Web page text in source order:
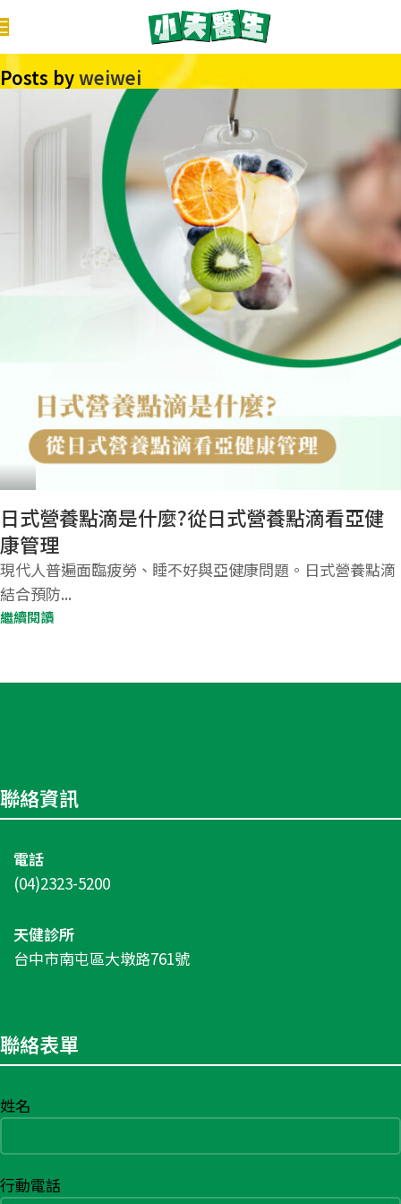
Posts byweiwei
日式營養點滴是什麼?從日式營養點滴看亞健
康管理
現代人普遍面臨疲勞、睡不好與亞健康問題。日式營養點滴
結合預防...
繼續閱讀
聯絡資訊
電話
(04)2323-5200
天健診所
台中市南屯區大墩路761號
聯絡表單
姓名
行動電話